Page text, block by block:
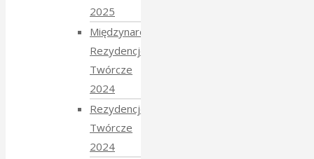
2025
Międzynarodowe
Rezydencje
Twórcze
2024
Rezydencje
Twórcze
2024